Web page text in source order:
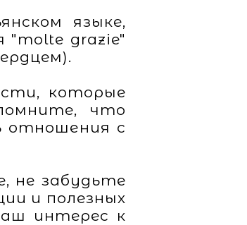
языке,
"molte grazie"
которые
что
отношения с
не забудьте
и полезных
интерес к